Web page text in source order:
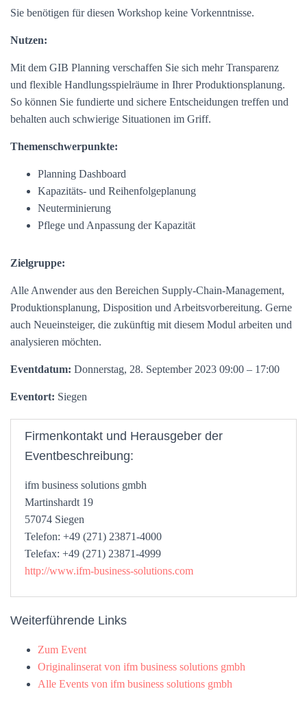
Sie benötigen für diesen Workshop keine Vorkenntnisse.
Nutzen:
Mit dem GIB Planning verschaffen Sie sich mehr Transparenz
und flexible Handlungsspielräume in Ihrer Produktionsplanung.
So können Sie fundierte und sichere Entscheidungen treffen und
behalten auch schwierige Situationen im Griff.
Themenschwerpunkte:
Planning Dashboard
Kapazitäts- und Reihenfolgeplanung
Neuterminierung
Pflege und Anpassung der Kapazität
Zielgruppe:
Alle Anwender aus den Bereichen Supply-Chain-Management,
Produktionsplanung, Disposition und Arbeitsvorbereitung. Gerne
auch Neueinsteiger, die zukünftig mit diesem Modul arbeiten und
analysieren möchten.
Eventdatum: Donnerstag, 28. September 2023 09:00 – 17:00
Eventort: Siegen
Firmenkontakt und Herausgeber der
Eventbeschreibung:
ifm business solutions gmbh
Martinshardt 19
57074 Siegen
Telefon: +49 (271) 23871-4000
Telefax: +49 (271) 23871-4999
http://www.ifm-business-solutions.com
Weiterführende Links
Zum Event
Originalinserat von ifm business solutions gmbh
Alle Events von ifm business solutions gmbh